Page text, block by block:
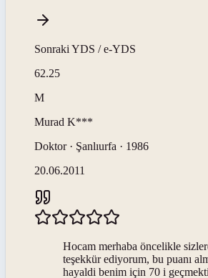
Sonraki YDS / e-YDS
62.25
M
Murad K***
Doktor · Şanlıurfa · 1986
20.06.2011
Hocam merhaba öncelikle
teşekkür ediyorum, bu puanı
hayaldi benim için 70 i geçmekti